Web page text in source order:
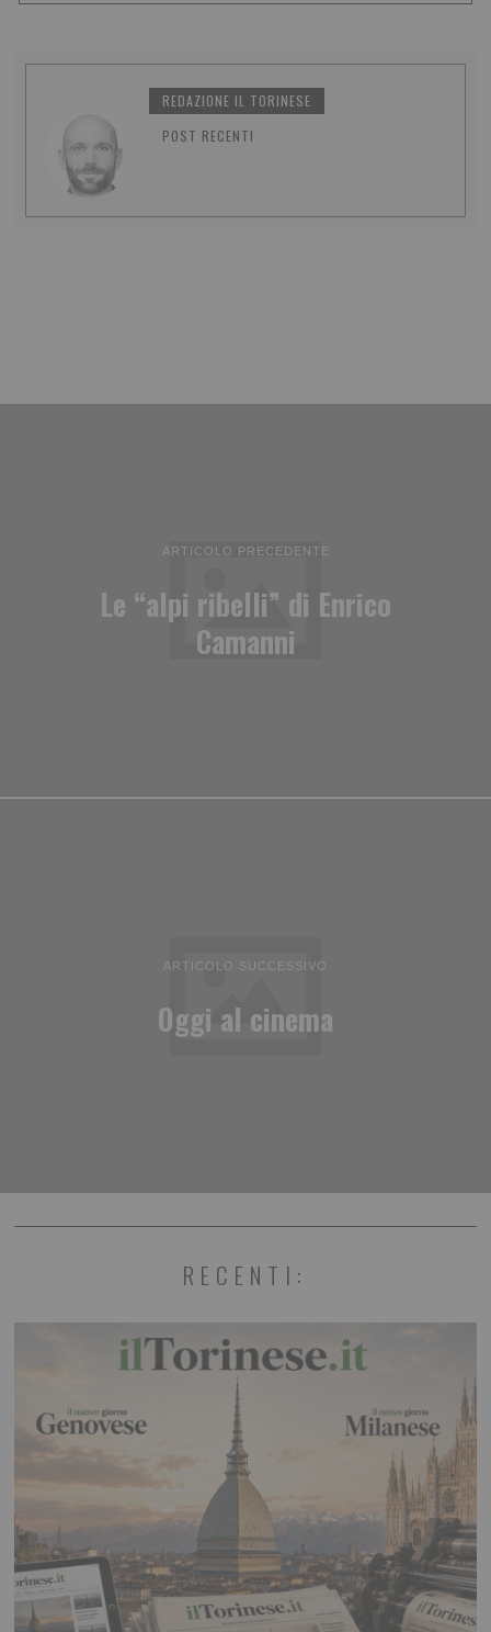
REDAZIONE IL TORINESE
POST RECENTI
ARTICOLO PRECEDENTE
Le “alpi ribelli” di Enrico
Camanni
ARTICOLO SUCCESSIVO
Oggi al cinema
RECENTI: